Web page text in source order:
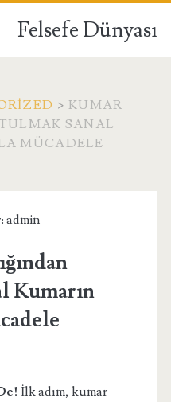
Felsefe Dünyası
> KUMAR
SANAL
MÜCADELE
admin
Kumarın
İlk adım, kumar